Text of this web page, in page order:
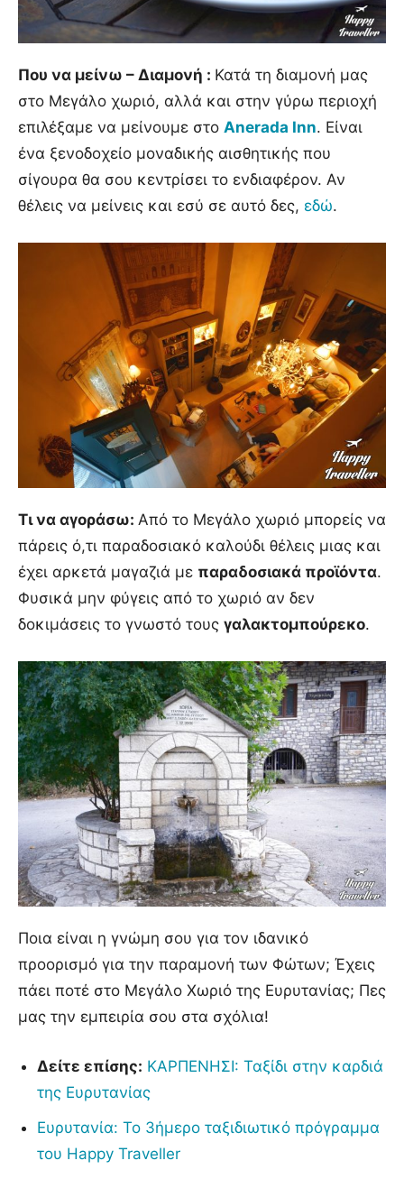
Που να μείνω – Διαμονή : Κατά τη διαμονή μας
στο Μεγάλο χωριό, αλλά και στην γύρω περιοχή
επιλέξαμε να μείνουμε στο Anerada Inn. Είναι
ένα ξενοδοχείο μοναδικής αισθητικής που
σίγουρα θα σου κεντρίσει το ενδιαφέρον. Αν
θέλεις να μείνεις και εσύ σε αυτό δες, εδώ.
Τι να αγοράσω: Από το Μεγάλο χωριό μπορείς να
πάρεις ό,τι παραδοσιακό καλούδι θέλεις μιας και
έχει αρκετά μαγαζιά με παραδοσιακά προϊόντα.
Φυσικά μην φύγεις από το χωριό αν δεν
δοκιμάσεις το γνωστό τους γαλακτομπούρεκο.
Ποια είναι η γνώμη σου για τον ιδανικό
προορισμό για την παραμονή των Φώτων; Έχεις
πάει ποτέ στο Μεγάλο Χωριό της Ευρυτανίας; Πες
μας την εμπειρία σου στα σχόλια!
Δείτε επίσης: ΚΑΡΠΕΝΗΣΙ: Ταξίδι στην καρδιά
της Ευρυτανίας
Ευρυτανία: Το 3ήμερο ταξιδιωτικό πρόγραμμα
του Happy Traveller